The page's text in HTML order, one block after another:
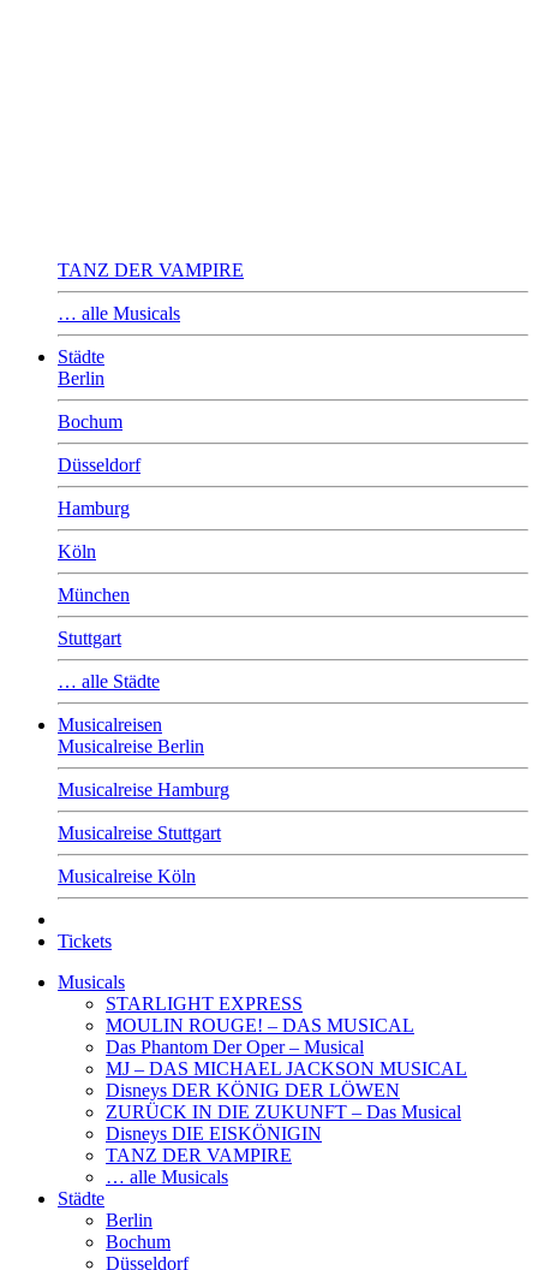
TANZ DER VAMPIRE
… alle Musicals
Städte
Berlin
Bochum
Düsseldorf
Hamburg
Köln
München
Stuttgart
… alle Städte
Musicalreisen
Musicalreise Berlin
Musicalreise Hamburg
Musicalreise Stuttgart
Musicalreise Köln
Tickets
Musicals
STARLIGHT EXPRESS
MOULIN ROUGE! – DAS MUSICAL
Das Phantom Der Oper – Musical
MJ – DAS MICHAEL JACKSON MUSICAL
Disneys DER KÖNIG DER LÖWEN
ZURÜCK IN DIE ZUKUNFT – Das Musical
Disneys DIE EISKÖNIGIN
TANZ DER VAMPIRE
… alle Musicals
Städte
Berlin
Bochum
Düsseldorf